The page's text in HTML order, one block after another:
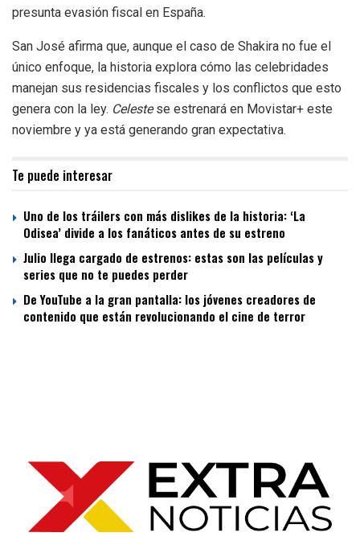
presunta evasión fiscal en España.
San José afirma que, aunque el caso de Shakira no fue el
único enfoque, la historia explora cómo las celebridades
manejan sus residencias fiscales y los conflictos que esto
genera con la ley. Celestese estrenará en Movistar+ este
noviembre y ya está generando gran expectativa.
Te puede interesar
Uno de los tráilers con más dislikes de la historia: ‘La
Odisea’ divide a los fanáticos antes de su estreno
Julio llega cargado de estrenos: estas son las películas y
series que no te puedes perder
De YouTube a la gran pantalla: los jóvenes creadores de
contenido que están revolucionando el cine de terror